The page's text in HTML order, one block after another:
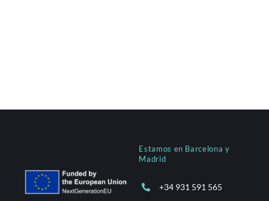
Estamos en Barcelona y
Madrid
+34 931 591 565